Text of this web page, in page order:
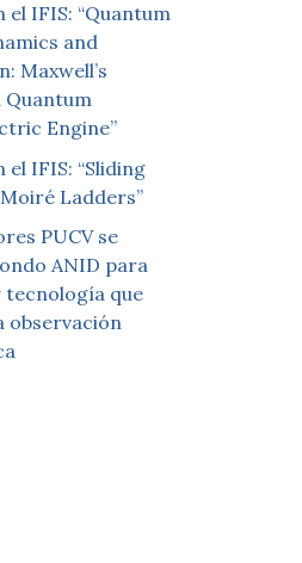
el IFIS: “Quantum
and
Maxwell’s
Quantum
Engine”
el IFIS: “Sliding
Ladders”
PUCV se
ANID para
que
observación